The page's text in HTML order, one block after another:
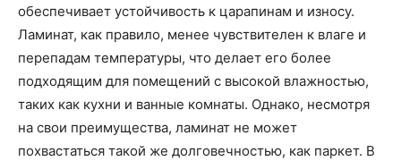
обеспечивает устойчивость к царапинам и износу.
Ламинат, как правило, менее чувствителен к влаге и
перепадам температуры, что делает его более
подходящим для помещений с высокой влажностью,
таких как кухни и ванные комнаты. Однако, несмотря
на свои преимущества, ламинат не может
похвастаться такой же долговечностью, как паркет. В